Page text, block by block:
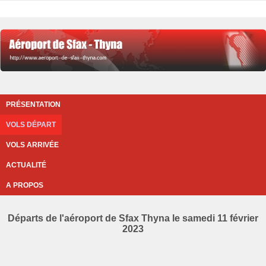
PRÉSENTATION
VOLS DÉPART
VOLS ARRIVÉE
ACTUALITÉ
A PROPOS
Départs de l'aéroport de Sfax Thyna le samedi 11 février
2023